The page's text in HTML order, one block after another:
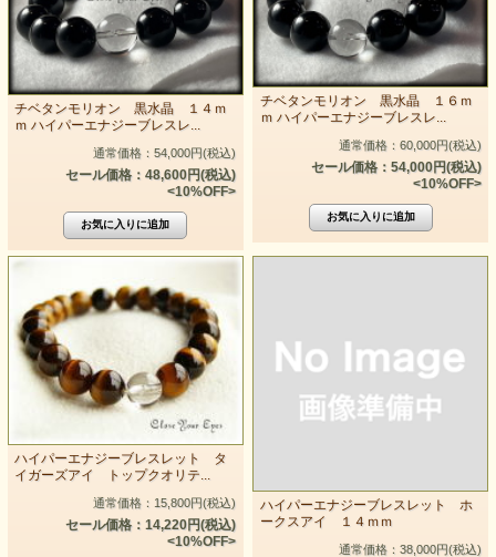
チベタンモリオン 黒水晶 １４ｍ
ｍ ハイパーエナジーブレスレ...
通常価格：54,000円(税込)
セール価格：48,600円(税込)
<10%OFF>
チベタンモリオン 黒水晶 １６ｍ
ｍ ハイパーエナジーブレスレ...
通常価格：60,000円(税込)
セール価格：54,000円(税込)
<10%OFF>
ハイパーエナジーブレスレット タ
イガーズアイ トップクオリテ...
通常価格：15,800円(税込)
セール価格：14,220円(税込)
<10%OFF>
ハイパーエナジーブレスレット ホ
ークスアイ １４ｍｍ
通常価格：38,000円(税込)